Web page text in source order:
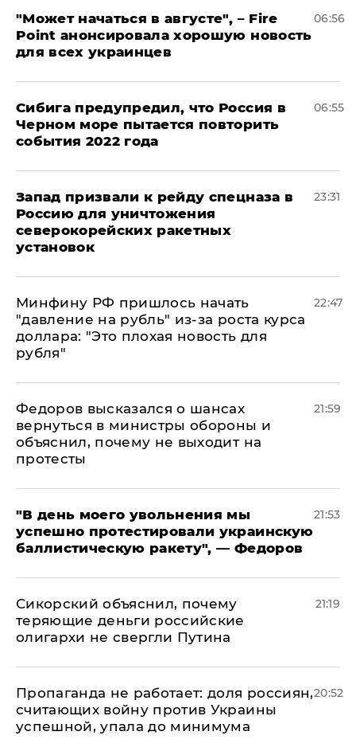
"Может начаться в августе", – Fire
Point анонсировала хорошую новость
для всех украинцев
06:56
Сибига предупредил, что Россия в
Черном море пытается повторить
события 2022 года
06:55
Запад призвали к рейду спецназа в
Россию для уничтожения
северокорейских ракетных
установок
23:31
Минфину РФ пришлось начать
"давление на рубль" из-за роста курса
доллара: "Это плохая новость для
рубля"
22:47
Федоров высказался о шансах
вернуться в министры обороны и
объяснил, почему не выходит на
протесты
21:59
​"В день моего увольнения мы
успешно протестировали украинскую
баллистическую ракету", — Федоров
21:53
Сикорский объяснил, почему
теряющие деньги российские
олигархи не свергли Путина
21:19
​Пропаганда не работает: доля россиян,
считающих войну против Украины
успешной, упала до минимума
20:52